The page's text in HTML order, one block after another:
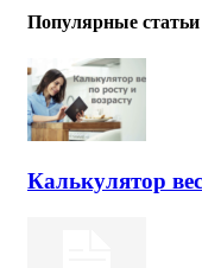
Популярные статьи
Калькулятор